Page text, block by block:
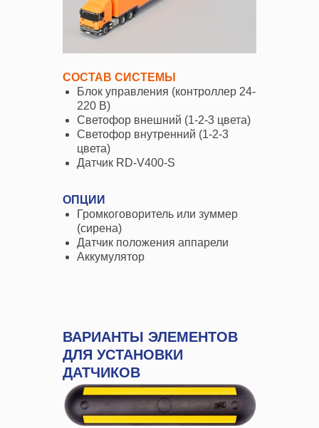
СОСТАВ СИСТЕМЫ
Блок управления (контроллер 24-
220 В)
Светофор внешний (1-2-3 цвета)
Светофор внутренний (1-2-3
цвета)
Датчик RD-V400-S
ОПЦИИ
Громкоговоритель или зуммер
(сирена)
Датчик положения аппарели
Аккумулятор
ВАРИАНТЫ ЭЛЕМЕНТОВ
ДЛЯ УСТАНОВКИ
ДАТЧИКОВ